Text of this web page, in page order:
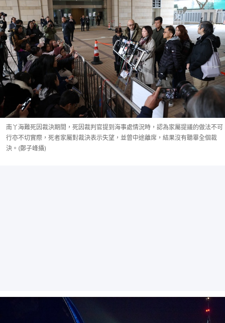
南丫海難死因裁決期間，死因裁判官提到海事處情況時，認為家屬提議的做法不可
行亦不切實際，死者家屬對裁決表示失望，並曾中途離席，結果沒有聽畢全個裁
決。(鄭子峰攝)